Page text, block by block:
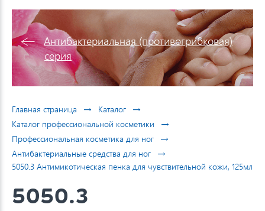
Антибактериальная (противогрибковая)
серия
Главная страница → Каталог →
Каталог профессиональной косметики →
Профессиональная косметика для ног →
Антибактериальные средства для ног →
5050.3 Антимикотическая пенка для чувствительной кожи, 125мл
5050.3